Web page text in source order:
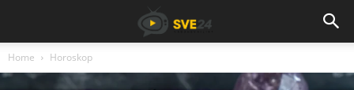
Home Horoskop